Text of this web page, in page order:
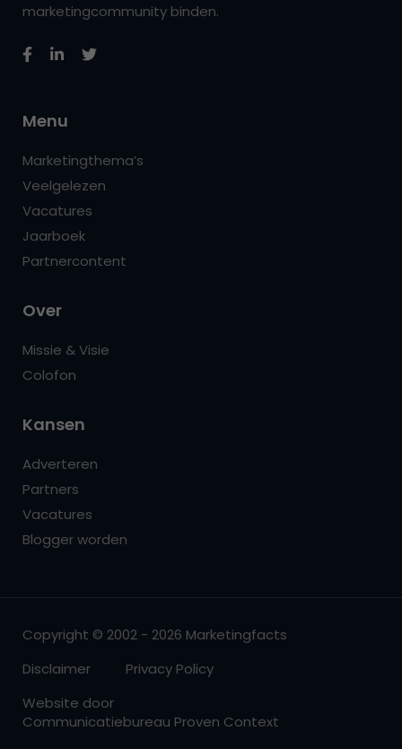
marketingcommunity binden.
Menu
Marketingthema’s
Veelgelezen
Vacatures
Jaarboek
Partnercontent
Over
Missie & Visie
Colofon
Kansen
Adverteren
Partners
Vacatures
Blogger worden
Copyright © 2002 - 2026 Marketingfacts
Disclaimer
Privacy Policy
Website door
Communicatiebureau Proven Context